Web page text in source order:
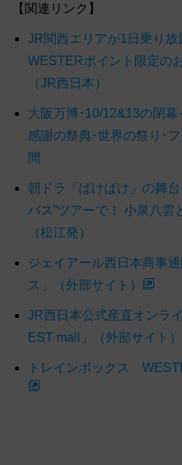
【関連リンク】
JR関西エリアが1日乗り放
WESTERポイント限定の
（JR西日本）
大阪万博･10/12&13の閉
感謝の祭典･世界の祭り･
間
朝ドラ「ばけばけ」の舞
バス”ツアーで！ 小泉八雲
（松江発）
ジェイアール西日本商事
ス」（外部サイト）
JR西日本公式産直オンラ
EST mall」（外部サイト）
トレインボックス